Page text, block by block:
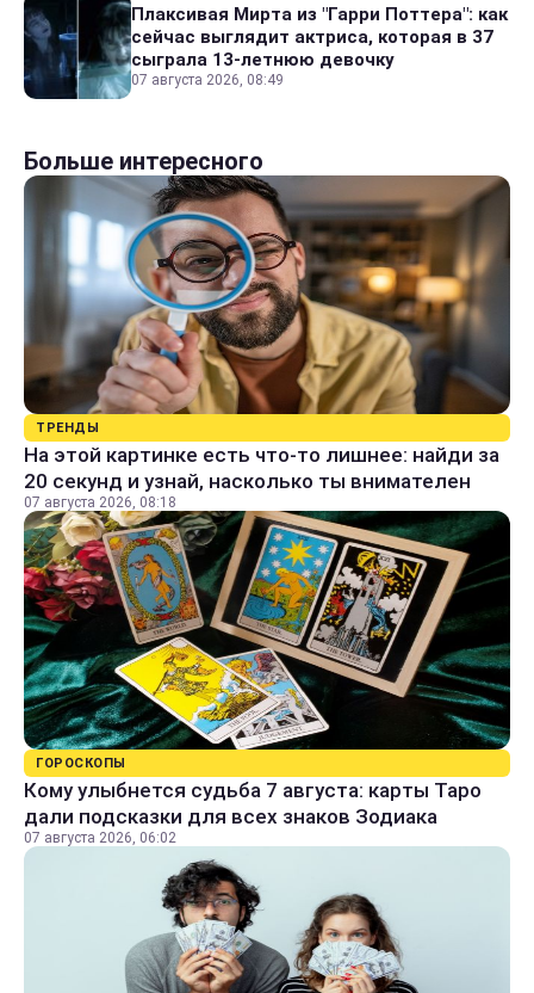
Плаксивая Мирта из "Гарри Поттера": как
сейчас выглядит актриса, которая в 37
сыграла 13-летнюю девочку
07 августа 2026, 08:49
Больше интересного
ТРЕНДЫ
На этой картинке есть что-то лишнее: найди за
20 секунд и узнай, насколько ты внимателен
07 августа 2026, 08:18
ГОРОСКОПЫ
Кому улыбнется судьба 7 августа: карты Таро
дали подсказки для всех знаков Зодиака
07 августа 2026, 06:02